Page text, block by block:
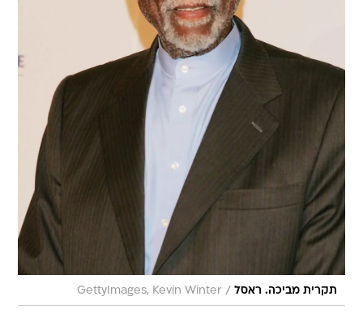
תקרית מביכה. ראסל /
GettyImages, Kevin Winter